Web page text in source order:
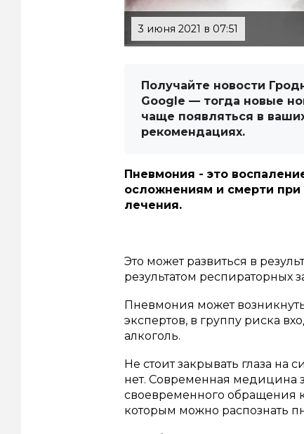
3 июня 2021 в 07:51
Получайте новости
Google — тогда новые
чаще появляться в
рекомендациях.
Пневмония - это
осложнениям и смерти
лечения.
Это может развиться в
результатом респираторных
Пневмония может
экспертов, в группу риска
алкоголь.
Не стоит закрывать глаза
нет. Современная медицина
своевременного обращения
которым можно распознать